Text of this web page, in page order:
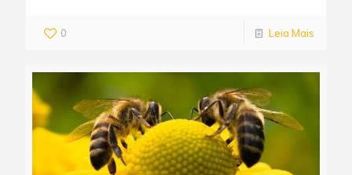
0 Leia Mais